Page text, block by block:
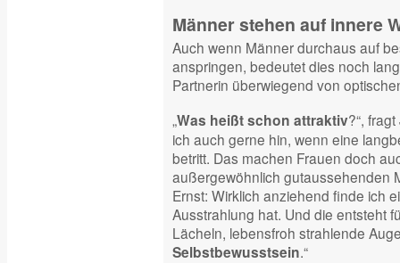
Männer stehen auf innere
Auch wenn Männer durchaus auf
anspringen, bedeutet dies noch
Partnerin überwiegend von
„Was heißt schon attraktiv?“,
ich auch gerne hin, wenn eine
betritt. Das machen Frauen doch
außergewöhnlich gutaussehenden
Ernst: Wirklich anziehend finde ich
Ausstrahlung hat. Und die entsteht
Lächeln, lebensfroh strahlende
Selbstbewusstsein.“